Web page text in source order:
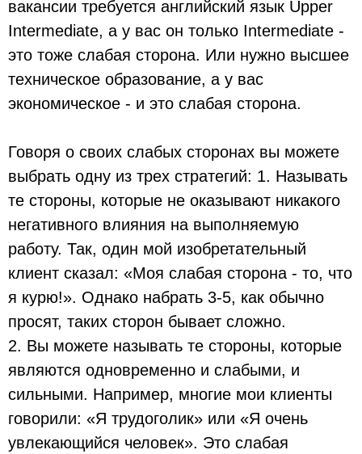
вакансии требуется английский язык Upper
Intermediate, а у вас он только Intermediate -
это тоже слабая сторона. Или нужно высшее
техническое образование, а у вас
экономическое - и это слабая сторона.
Говоря о своих слабых сторонах вы можете
выбрать одну из трех стратегий: 1. Называть
те стороны, которые не оказывают никакого
негативного влияния на выполняемую
работу. Так, один мой изобретательный
клиент сказал: «Моя слабая сторона - то, что
я курю!». Однако набрать 3-5, как обычно
просят, таких сторон бывает сложно.
2. Вы можете называть те стороны, которые
являются одновременно и слабыми, и
сильными. Например, многие мои клиенты
говорили: «Я трудоголик» или «Я очень
увлекающийся человек». Это слабая